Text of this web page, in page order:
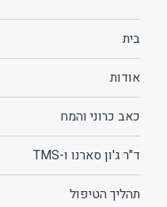
בית
אודות
כאב כרוני והמח
ד"ר ג'ון סארנו ו-TMS
תהליך הטיפול